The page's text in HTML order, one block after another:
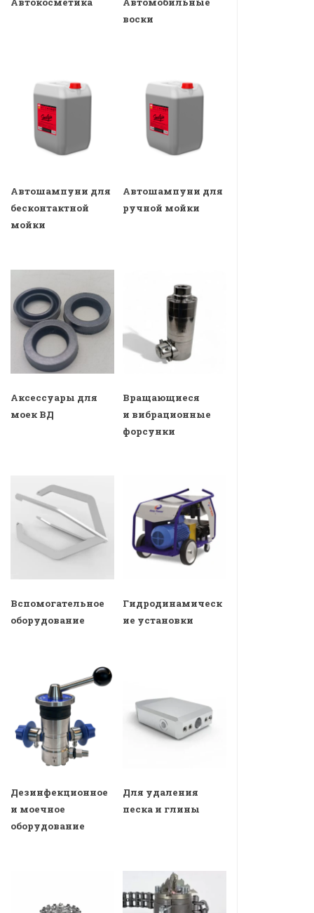
воски
Автошампуни для
бесконтактной
мойки
Автошампуни для
ручной мойки
Аксессуары для
моек ВД
Вращающиеся
и вибрационные
форсунки
Вспомогательное
оборудование
Гидродинамическ
ие установки
Дезинфекционное
и моечное
оборудование
Для удаления
песка и глины